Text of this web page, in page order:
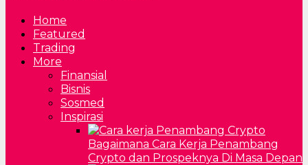
Home
Featured
Trading
More
Finansial
Bisnis
Sosmed
Inspirasi
Bagaimana Cara Kerja Penambang
Crypto dan Prospeknya Di Masa Depan